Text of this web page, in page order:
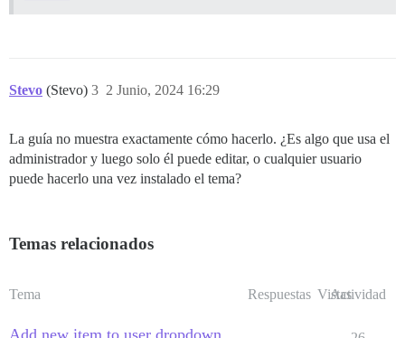
Stevo (Stevo) 2 Junio, 2024 16:29
3
La guía no muestra exactamente cómo hacerlo. ¿Es algo que usa el
administrador y luego solo él puede editar, o cualquier usuario
puede hacerlo una vez instalado el tema?
Temas relacionados
Tema Respuestas Vistas
Actividad
Add new item to user dropdown